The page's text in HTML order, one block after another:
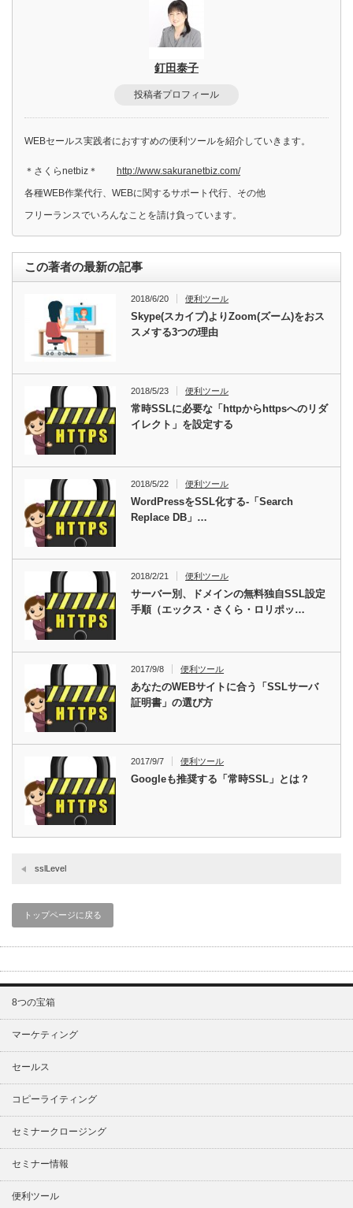
釘田泰子
投稿者プロフィール
WEBセールス実践者におすすめの便利ツールを紹介していきます。
＊さくらnetbiz＊ http://www.sakuranetbiz.com/
各種WEB作業代行、WEBに関するサポート代行、その他
フリーランスでいろんなことを請け負っています。
この著者の最新の記事
2018/6/20 便利ツール
Skype(スカイプ)よりZoom(ズーム)をおス
スメする3つの理由
2018/5/23 便利ツール
常時SSLに必要な「httpからhttpsへのリダ
イレクト」を設定する
2018/5/22 便利ツール
WordPressをSSL化する-「Search
Replace DB」…
2018/2/21 便利ツール
サーバー別、ドメインの無料独自SSL設定
手順（エックス・さくら・ロリポッ…
2017/9/8 便利ツール
あなたのWEBサイトに合う「SSLサーバ
証明書」の選び方
2017/9/7 便利ツール
Googleも推奨する「常時SSL」とは？
sslLevel
トップページに戻る
8つの宝箱
マーケティング
セールス
コピーライティング
セミナークロージング
セミナー情報
便利ツール